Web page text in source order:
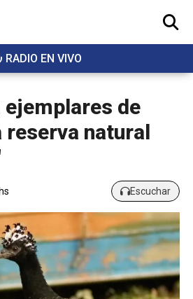
RADIO EN VIVO
BUSCAR
ejemplares de
reserva natural
Escuchar